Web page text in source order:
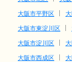
大阪市平野区
大阪市東淀川区
大阪市淀川区
大阪市西成区